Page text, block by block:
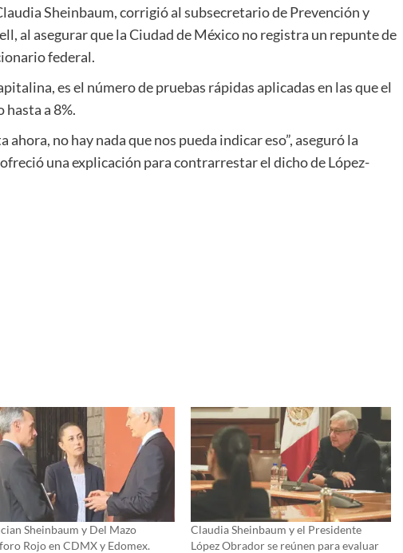
Sheinbaum, corrigió al subsecretario de Prevención y
al asegurar que la Ciudad de México no registra un repunte de
federal.
es el número de pruebas rápidas aplicadas en las que el
a 8%.
no hay nada que nos pueda indicar eso”, aseguró la
una explicación para contrarrestar el dicho de López-
Sheinbaum y Del Mazo
Rojo en CDMX y Edomex.
Claudia Sheinbaum y el Presidente
López Obrador se reúnen para evaluar